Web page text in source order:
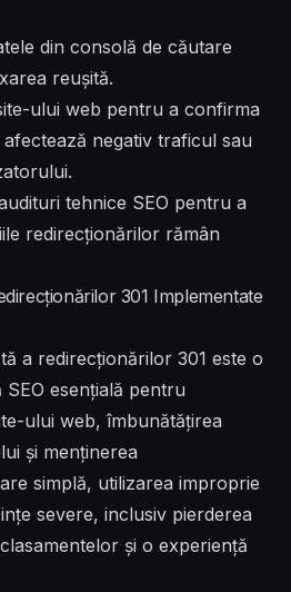
din consolă de căutare
reușită.
ului web pentru a confirma
negativ traficul sau
tehnice SEO pentru a
redirecționărilor rămân
301 Implementate
a redirecționărilor 301 este o
esențială pentru
ului web, îmbunătățirea
și menținerea
simplă, utilizarea improprie
severe, inclusiv pierderea
și o experiență